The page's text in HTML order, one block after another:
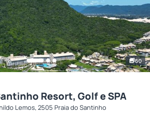
60
Resort, Golf e SPA
Lemos, 2505 Praia do Santinho